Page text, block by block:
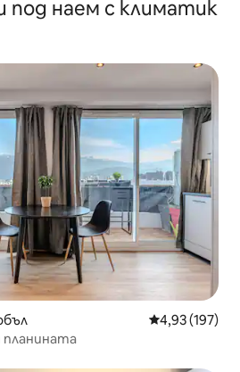
наем с климатик
Средна
4,93 (197)
планината